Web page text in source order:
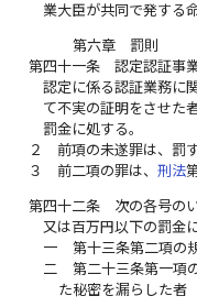
業大臣が共同で発する
第六章 罰則
第四十一条
認定認証事
認定に係る認証業務に
て不実の証明をさせた
罰金に処する。
２
前項の未遂罪は、罰す
３
前二項の罪は、刑法
第四十二条
次の各号の
又は百万円以下の罰金
一
第十三条第二項の
二
第二十三条第一項
た秘密を漏らした者